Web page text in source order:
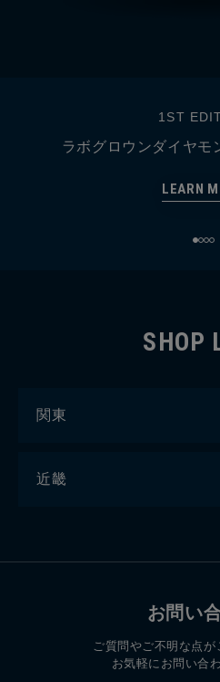
1ST
ラボグロウンダイヤモ
LEARN
SHOP
関東
東京都中央区銀座2-8-19
近畿
お問い
ご質問やご不明な点が
お気軽にお問い合